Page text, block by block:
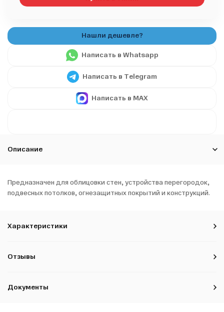
Написать в Whatsapp
Написать в Telegram
Написать в MAX
Описание
Предназначен для облицовки стен, устройства перегородок,
подвесных потолков, огнезащитных покрытий и конструкций.
Характеристики
Отзывы
Документы